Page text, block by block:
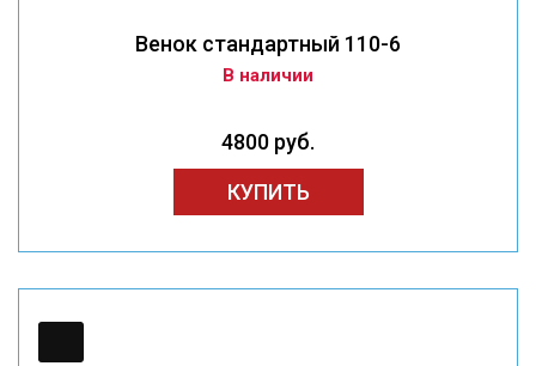
Венок стандартный 110-6
В наличии
4800 руб.
КУПИТЬ